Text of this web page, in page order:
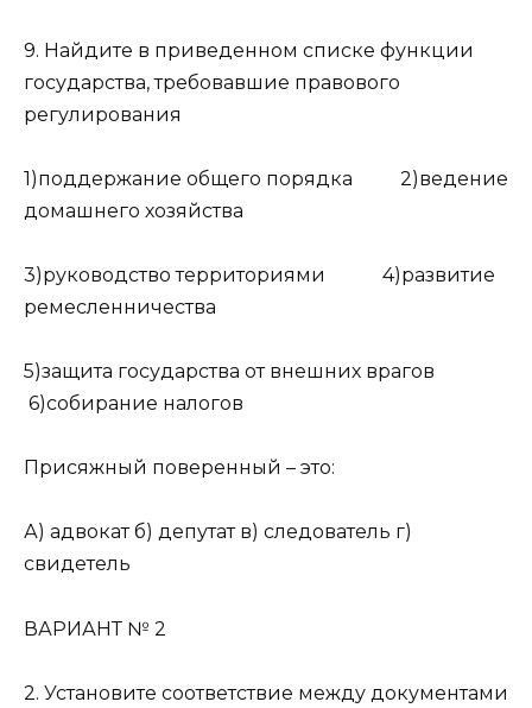
9. Найдите в приведенном списке функции
государства, требовавшие правового
регулирования
1)поддержание общего порядка 2)ведение
домашнего хозяйства
3)руководство территориями 4)развитие
ремесленничества
5)защита государства от внешних врагов
6)собирание налогов
Присяжный поверенный – это:
А) адвокат б) депутат в) следователь г)
свидетель
ВАРИАНТ № 2
2. Установите соответствие между документами